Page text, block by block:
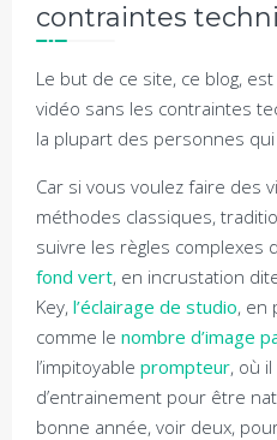
contraintes
Le but de ce site, ce blog,
vidéo sans les contraintes
la plupart des personnes
Car si vous voulez faire des
méthodes classiques,
suivre les règles complexes
fond vert, en incrustation
Key, l’éclairage de studio, en
comme le nombre d’image
l’impitoyable prompteur, où
d’entrainement pour être
bonne année, voir deux,